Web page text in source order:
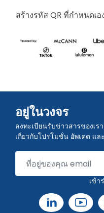
สร้างรหัส QR ที่กำหนดเ
อยู่ในวงจร
ลงทะเบียนรับข่าวสารของเ
เกี่ยวกับโปรโมชั่น อัพเดต แล
เข้